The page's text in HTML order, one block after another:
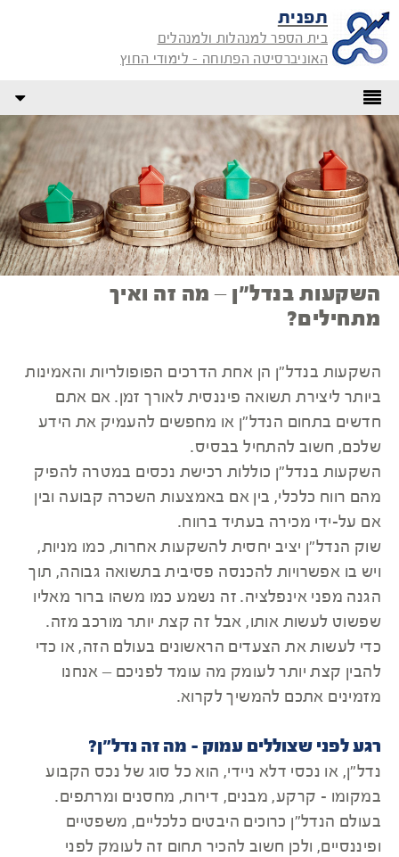
תפנית
בית הספר למנהלות ולמנהלים
האוניברסיטה הפתוחה - לימודי החוץ
השקעות בנדל"ן – מה זה ואיך
מתחילים?
השקעות בנדל"ן הן אחת הדרכים הפופולריות והאמינות
ביותר ליצירת תשואה פיננסית לאורך זמן. אם אתם
חדשים בתחום הנדל"ן או מחפשים להעמיק את הידע
שלכם, חשוב להתחיל בבסיס.
השקעות בנדל"ן כוללות רכישת נכסים במטרה להפיק
מהם רווח כלכלי, בין אם באמצעות השכרה קבועה ובין
אם על-ידי מכירה בעתיד ברווח.
שוק הנדל"ן יציב יחסית להשקעות אחרות, כמו מניות,
ויש בו אפשרויות להכנסה פסיבית בתשואה גבוהה, תוך
הגנה מפני אינפלציה. זה נשמע כמו משהו ברור מאליו
שפשוט לעשות אותו, אבל זה קצת יותר מורכב מזה.
כדי לעשות את הצעדים הראשונים בעולם הזה, או כדי
להבין קצת יותר לעומק מה עומד לפניכם – אנחנו
מזמינים אתכם להמשיך לקרוא.
רגע לפני שצוללים עמוק - מה זה נדל"ן?
נדל"ן, או נכסי דלא ניידי, הוא כל סוג של נכס הקבוע
במקומו - קרקע, מבנים, דירות, מחסנים ומרתפים.
בעולם הנדל"ן כרוכים היבטים כלכליים, משפטיים
ופיננסיים, ולכן חשוב להכיר תחום זה לעומק לפני